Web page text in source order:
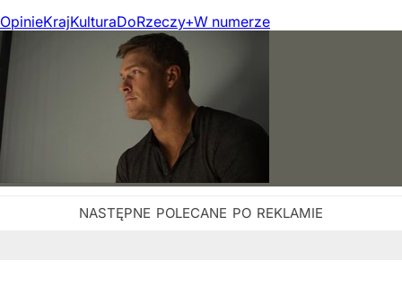
OpinieKrajKulturaDoRzeczy+W numerze